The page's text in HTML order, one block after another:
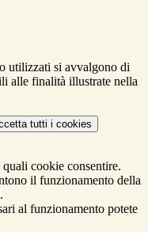
utilizzati si avvalgono di
alle finalità illustrate nella
tutti i cookies
quali cookie consentire.
il funzionamento della
al funzionamento potete